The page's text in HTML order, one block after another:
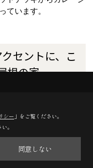
ています。
セントに、こ
根の家
シー 」をご覧ください。
。
同意しない